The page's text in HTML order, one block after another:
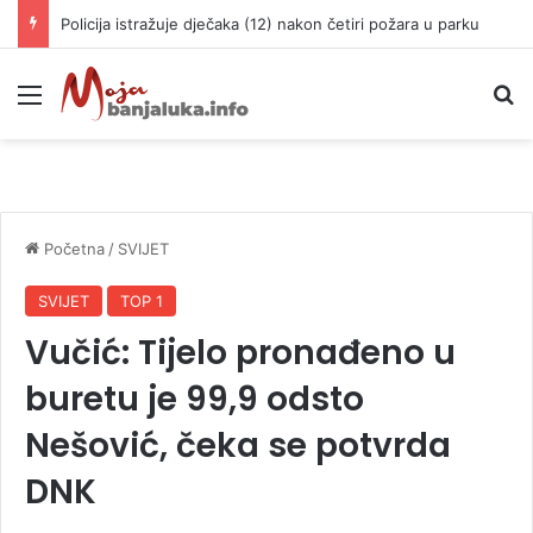
Policija istražuje dječaka (12) nakon četiri požara u parku
Meni
Početna / SVIJET
SVIJET TOP 1
Vučić: Tijelo pronađeno u
buretu je 99,9 odsto
Nešović, čeka se potvrda
DNK